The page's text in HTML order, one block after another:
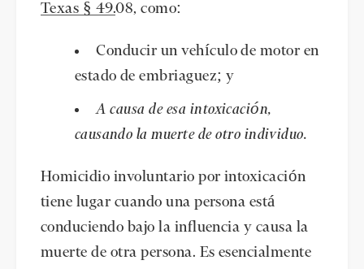
Texas § 49.08, como:
Conducir un vehículo de motor en
estado de embriaguez; y
A causa de esa intoxicación,
causando la muerte de otro individuo.
Homicidio involuntario por intoxicación
tiene lugar cuando una persona está
conduciendo bajo la influencia y causa la
muerte de otra persona. Es esencialmente